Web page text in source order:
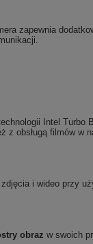
zapewnia
Intel Turbo
z obsługą filmów w
i wideo przy
obraz w swoich